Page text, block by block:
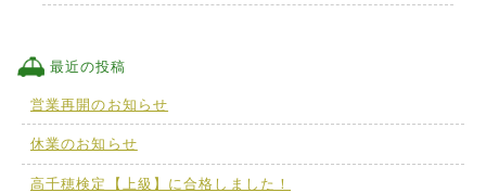
最近の投稿
営業再開のお知らせ
休業のお知らせ
高千穂検定【上級】に合格しました！